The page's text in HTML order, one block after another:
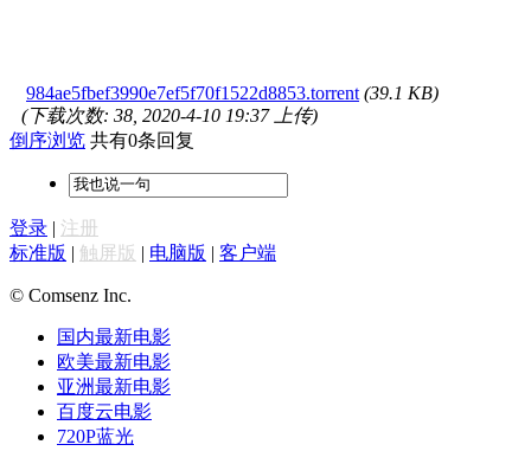
984ae5fbef3990e7ef5f70f1522d8853.torrent (39.1 KB)
(下载次数: 38, 2020-4-10 19:37 上传)
倒序浏览 共有0条回复
登录 | 注册
标准版 | 触屏版 | 电脑版 | 客户端
© Comsenz Inc.
国内最新电影
欧美最新电影
亚洲最新电影
百度云电影
720P蓝光